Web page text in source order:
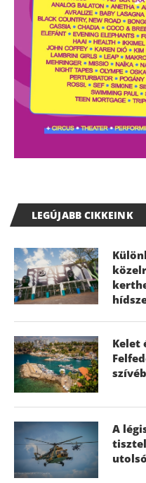
LEGÚJABB CIKKEINK
Kelet
A